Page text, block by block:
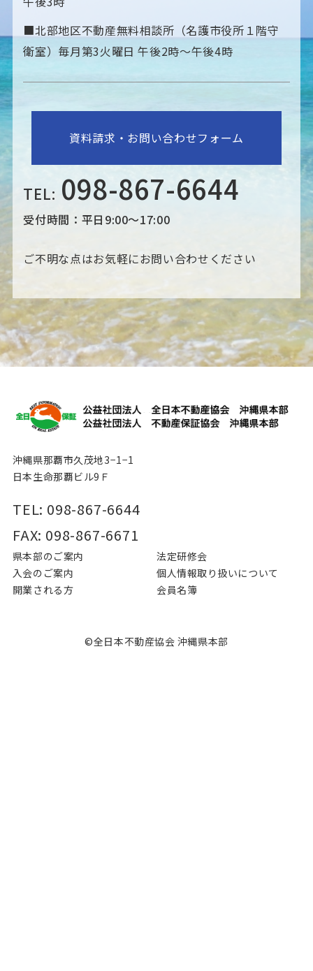
■北部地区不動産無料相談所（名護市役所１階守
衛室）毎月第3火曜日 午後2時〜午後4時
資料請求・お問い合わせフォーム
TEL: 098-867-6644
受付時間：平日9:00～17:00
ご不明な点はお気軽にお問い合わせください
沖縄県那覇市久茂地3−1−1
日本生命那覇ビル9Ｆ
TEL: 098-867-6644
FAX: 098-867-6671
県本部のご案内
法定研修会
入会のご案内
個⼈情報取り扱いについて
開業される⽅
会員名簿
©全日本不動産協会 沖縄県本部